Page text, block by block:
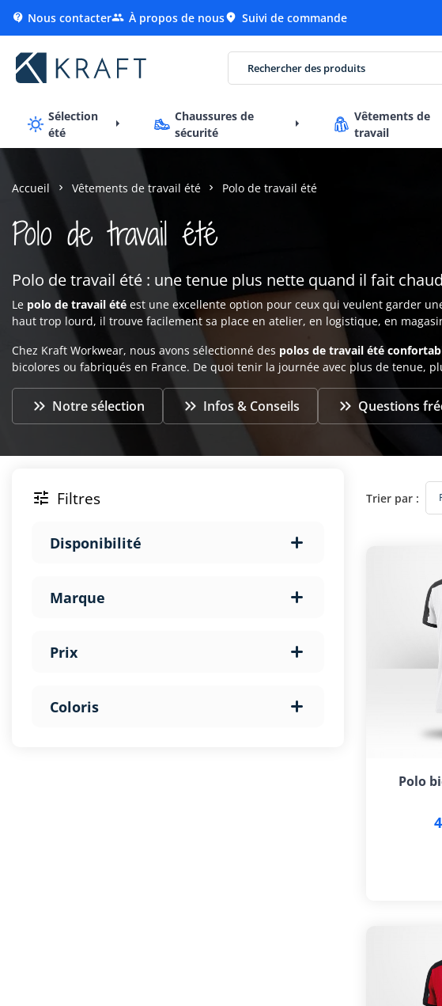
 Nous contacter À propos de nous Suivi de commande
Sélection
été
Chaussures de
sécurité
Vêtements de
travail
Accueil Vêtements de travail été Polo de travail été
Polo de travail été
Polo de travail été : une tenue plus nette quand il fait chaud
Le polo de travail été est une excellente option pour ceux qui veulent garder
haut trop lourd, il trouve facilement sa place en atelier, en logistique, en
Chez Kraft Workwear, nous avons sélectionné des polos de travail été
bicolores ou fabriqués en France. De quoi tenir la journée avec plus de tenue,
 Notre sélection  Infos & Conseils  Questions
 Filtres
Disponibilité
Marque
Prix
Coloris
Trier par :
Polo